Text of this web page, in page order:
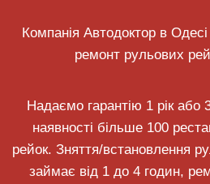
Компанія Автодоктор в
ремонт рульових
Надаємо гарантію 1 рік або
наявності більше 100
рейок. Зняття/встановлення
займає від 1 до 4 годин,